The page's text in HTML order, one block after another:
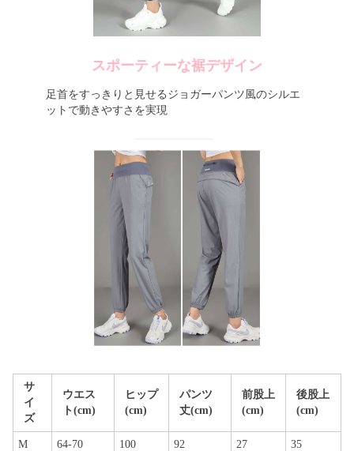
スポーティーな裾デザイン
足首をすっきりと見せるジョガーパンツ風のシルエ
ットで動きやすさを実現
サ
イ
ズ
ウエス
ト(cm)
ヒップ
(cm)
パンツ
丈(cm)
前股上
(cm)
後股上
(cm)
M 64-70 100 92 27 35